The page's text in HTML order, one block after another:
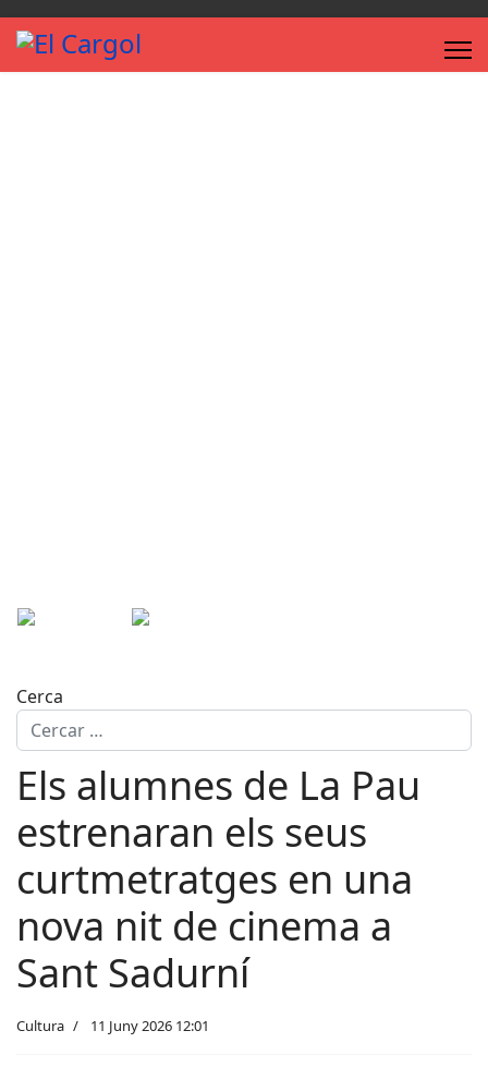
Cerca
Els alumnes de La Pau
estrenaran els seus
curtmetratges en una
nova nit de cinema a
Sant Sadurní
Cultura 11 Juny 2026 12:01